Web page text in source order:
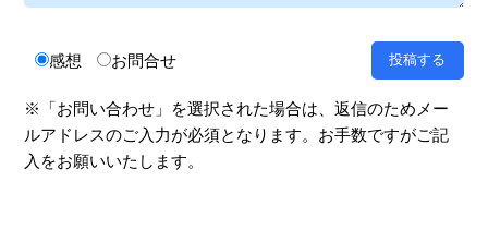
感想 お問合せ
※「お問い合わせ」を選択された場合は、返信のためメー
ルアドレスのご入力が必須となります。お手数ですがご記
入をお願いいたします。